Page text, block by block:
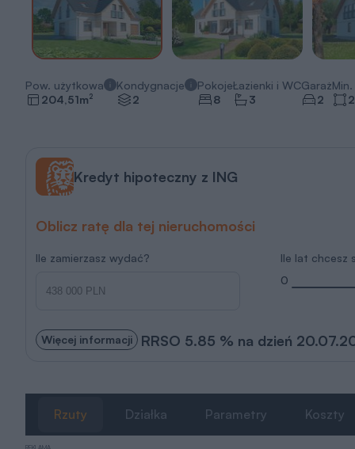
Pow. użytkowa
204,51m2
Kondygnacje
2
Pokoje
8
Łazienki i WC
3
Garaż
2
Min.
Kredyt hipoteczny z ING
Oblicz ratę dla tej nieruchomości
Ile zamierzasz wydać?
Ile lat chcesz
0
Więcej informacji RRSO 5.85 % na dzień
Rzuty Działka Parametry Koszty
REKLAMA